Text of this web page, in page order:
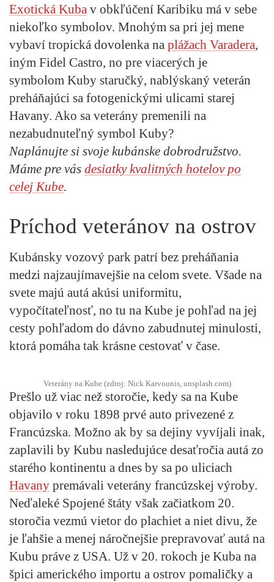
Exotická Kuba v obkľúčení Karibiku má v sebe
niekoľko symbolov. Mnohým sa pri jej mene
vybaví tropická dovolenka na plážach Varadera,
iným Fidel Castro, no pre viacerých je
symbolom Kuby staručký, nablýskaný veterán
preháňajúci sa fotogenickými ulicami starej
Havany. Ako sa veterány premenili na
nezabudnuteľný symbol Kuby?
Naplánujte si svoje kubánske dobrodružstvo.
Máme pre vás desiatky kvalitných hotelov po
celej Kube.
Príchod veteránov na ostrov
Kubánsky vozový park patrí bez preháňania
medzi najzaujímavejšie na celom svete. Všade na
svete majú autá akúsi uniformitu,
vypočítateľnosť, no tu na Kube je pohľad na jej
cesty pohľadom do dávno zabudnutej minulosti,
ktorá pomáha tak krásne cestovať v čase.
Veterány na Kube (zdroj: Nick Karvounis, unsplash.com)
Prešlo už viac než storočie, kedy sa na Kube
objavilo v roku 1898 prvé auto privezené z
Francúzska. Možno ak by sa dejiny vyvíjali inak,
zaplavili by Kubu nasledujúce desaťročia autá zo
starého kontinentu a dnes by sa po uliciach
Havany premávali veterány francúzskej výroby.
Neďaleké Spojené štáty však začiatkom 20.
storočia vezmú vietor do plachiet a niet divu, že
je ľahšie a menej náročnejšie prepravovať autá na
Kubu práve z USA. Už v 20. rokoch je Kuba na
špici amerického importu a ostrov pomaličky a